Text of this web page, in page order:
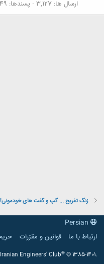
ارسال ها 3,127 پسندها
زنگ تفریح ... گپ و گفت های خودمونی!
ارتباط با ما
قوانین و مقرّرات
Iranian Engineers' Club® © 1385-1401.